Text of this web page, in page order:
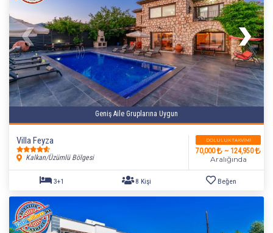
Geniş Aile Gruplarına Uygun
Villa Feyza
Kalkan/Üzümlü Bölgesi
DOLULUK TAKVIMI
70,000 ~ 124,950
Aralığında